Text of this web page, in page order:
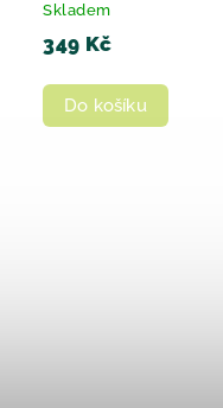
Skladem
349 Kč
Do košíku